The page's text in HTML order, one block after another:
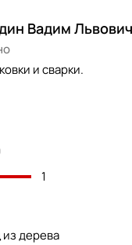
Вадим Львович
и сварки.
1
дерева